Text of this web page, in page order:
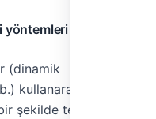
yöntemleri
(dinamik
kullanarak,
şekilde tespit